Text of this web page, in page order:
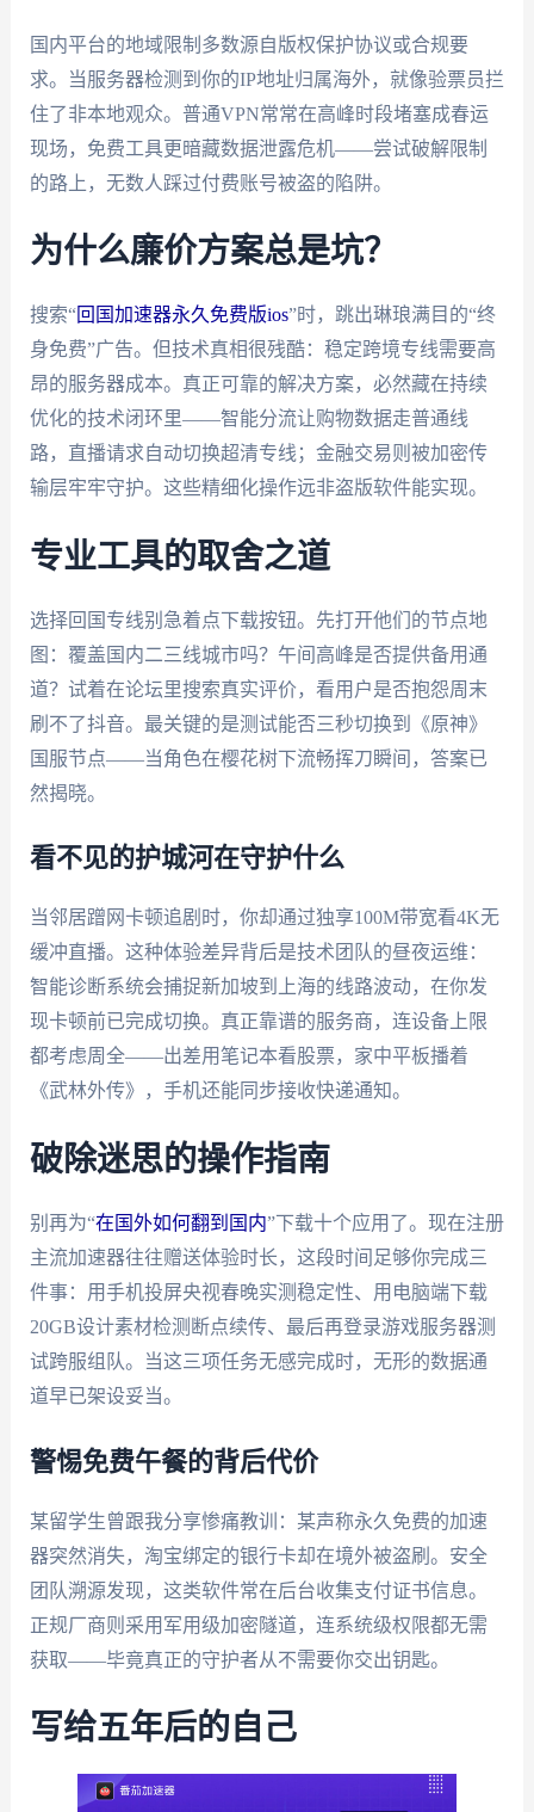
国内平台的地域限制多数源自版权保护协议或合规要
求。当服务器检测到你的IP地址归属海外，就像验票员拦
住了非本地观众。普通VPN常常在高峰时段堵塞成春运
现场，免费工具更暗藏数据泄露危机——尝试破解限制
的路上，无数人踩过付费账号被盗的陷阱。
为什么廉价方案总是坑？
搜索“回国加速器永久免费版ios”时，跳出琳琅满目的“终
身免费”广告。但技术真相很残酷：稳定跨境专线需要高
昂的服务器成本。真正可靠的解决方案，必然藏在持续
优化的技术闭环里——智能分流让购物数据走普通线
路，直播请求自动切换超清专线；金融交易则被加密传
输层牢牢守护。这些精细化操作远非盗版软件能实现。
专业工具的取舍之道
选择回国专线别急着点下载按钮。先打开他们的节点地
图：覆盖国内二三线城市吗？午间高峰是否提供备用通
道？试着在论坛里搜索真实评价，看用户是否抱怨周末
刷不了抖音。最关键的是测试能否三秒切换到《原神》
国服节点——当角色在樱花树下流畅挥刀瞬间，答案已
然揭晓。
看不见的护城河在守护什么
当邻居蹭网卡顿追剧时，你却通过独享100M带宽看4K无
缓冲直播。这种体验差异背后是技术团队的昼夜运维：
智能诊断系统会捕捉新加坡到上海的线路波动，在你发
现卡顿前已完成切换。真正靠谱的服务商，连设备上限
都考虑周全——出差用笔记本看股票，家中平板播着
《武林外传》，手机还能同步接收快递通知。
破除迷思的操作指南
别再为“在国外如何翻到国内”下载十个应用了。现在注册
主流加速器往往赠送体验时长，这段时间足够你完成三
件事：用手机投屏央视春晚实测稳定性、用电脑端下载
20GB设计素材检测断点续传、最后再登录游戏服务器测
试跨服组队。当这三项任务无感完成时，无形的数据通
道早已架设妥当。
警惕免费午餐的背后代价
某留学生曾跟我分享惨痛教训：某声称永久免费的加速
器突然消失，淘宝绑定的银行卡却在境外被盗刷。安全
团队溯源发现，这类软件常在后台收集支付证书信息。
正规厂商则采用军用级加密隧道，连系统级权限都无需
获取——毕竟真正的守护者从不需要你交出钥匙。
写给五年后的自己